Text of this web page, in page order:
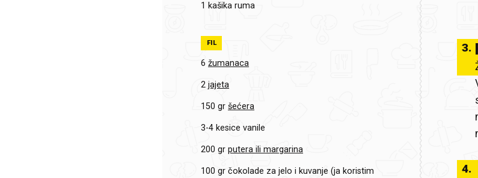
1 kašika ruma
FIL
6 žumanaca
2 jajeta
150 gr šećera
3-4 kesice vanile
200 gr putera ili margarina
100 gr čokolade za jelo i kuvanje (ja koristim
3.
4.